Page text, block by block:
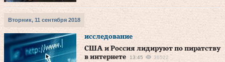
Вторник, 11 сентября 2018
исследование
США и Россия лидируют по пиратству
в интернете
13:45 36522